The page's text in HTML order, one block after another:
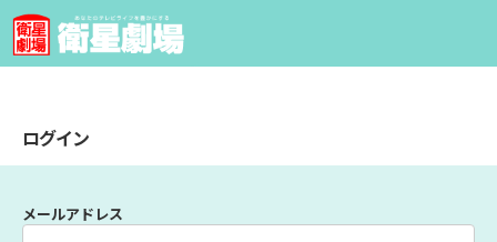
ログイン
メールアドレス